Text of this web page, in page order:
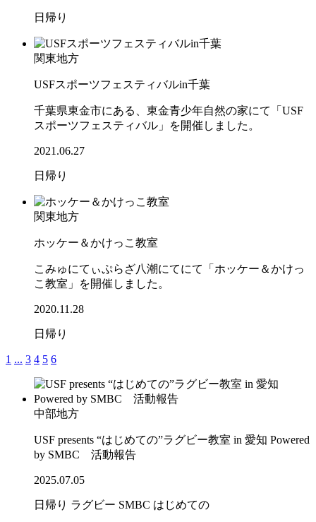
日帰り
関東地方
USFスポーツフェスティバルin千葉
千葉県東金市にある、東金青少年自然の家にて「USF
スポーツフェスティバル」を開催しました。
2021.06.27
日帰り
関東地方
ホッケー＆かけっこ教室
こみゅにてぃぷらざ八潮にてにて「ホッケー＆かけっ
こ教室」を開催しました。
2020.11.28
日帰り
1 ... 3 4 5 6
中部地方
USF presents “はじめての”ラグビー教室 in 愛知 Powered
by SMBC 活動報告
2025.07.05
日帰り ラグビー SMBC はじめての